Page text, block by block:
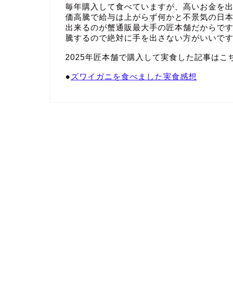
毎年購入して食べていますが、高いお金を
価高騰で給与は上がらず何かと不景気の日
出来るのが蟹通販最大手の匠本舗だからで
騰するので絶対に手を出さない方がいいです
2025年匠本舗で購入して実食した記事はこ
● ズワイガニを食べました実食感想